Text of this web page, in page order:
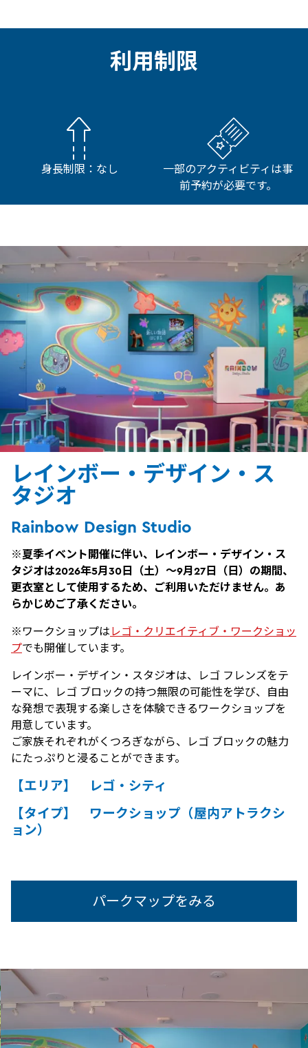
利用制限
身長制限：なし
一部のアクティビティは事
前予約が必要です。
レインボー・デザイン・ス
タジオ
Rainbow Design Studio
※夏季イベント開催に伴い、レインボー・デザイン・ス
タジオは2026年5月30日（土）～9月27日（日）の期間、
更衣室として使用するため、ご利用いただけません。あ
らかじめご了承ください。
※ワークショップは レゴ・クリエイティブ・ワークショッ
プでも開催しています。
レインボー・デザイン・スタジオは、レゴ フレンズをテ
ーマに、レゴ ブロックの持つ無限の可能性を学び、自由
な発想で表現する楽しさを体験できるワークショップを
用意しています。
ご家族それぞれがくつろぎながら、レゴ ブロックの魅力
にたっぷりと浸ることができます。
【エリア】 レゴ・シティ
【タイプ】 ワークショップ（屋内アトラクシ
ョン）
パークマップをみる